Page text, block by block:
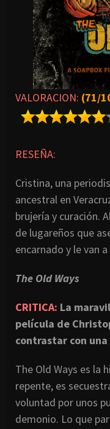
VALORACION: (71/
RESEÑA:
Cristina, una
ancestral en
brujería y curación.
de lugareños que
encarnado y le van
The Old Ways
CRITICA: La
película de
contrastar con
The Old Ways es la
repente, es
voluntad por unos
demonio. Lo que